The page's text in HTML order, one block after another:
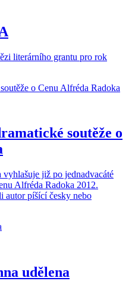
literárního grantu pro rok
soutěže o
již po jednadvacáté
Alfréda Radoka 2012.
autor píšící česky nebo
udělena